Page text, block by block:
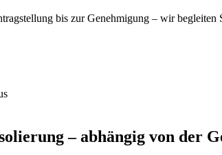
bis zur Genehmigung – wir
– abhängig von der